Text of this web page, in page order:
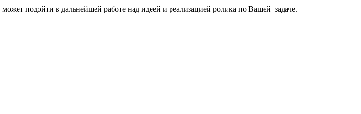
подойти в дальнейшей работе над идеей и реализацией ролика по Вашей задаче.